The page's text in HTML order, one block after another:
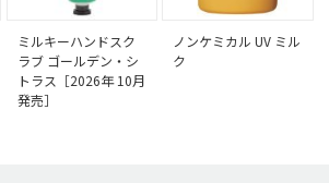
ミルキーハンドスク
ラブ ゴールデン・シ
トラス［2026年 10月
発売］
ノンケミカル UV ミル
ク